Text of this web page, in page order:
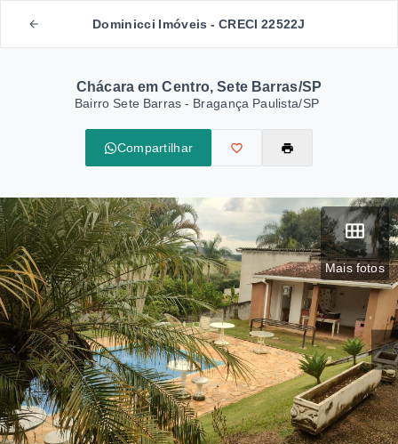
Dominicci Imóveis - CRECI 22522J
Chácara em Centro, Sete Barras/SP
Bairro Sete Barras - Bragança Paulista/SP
Compartilhar
Mais fotos